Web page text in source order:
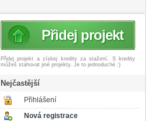
Přidej projekt
Přidej projekt a získej
kredity za stažení. S kredity
můžeš stahovat jiné projekty. Je to jednoduché :)
Nejčastější
Přihlášení
Nová registrace